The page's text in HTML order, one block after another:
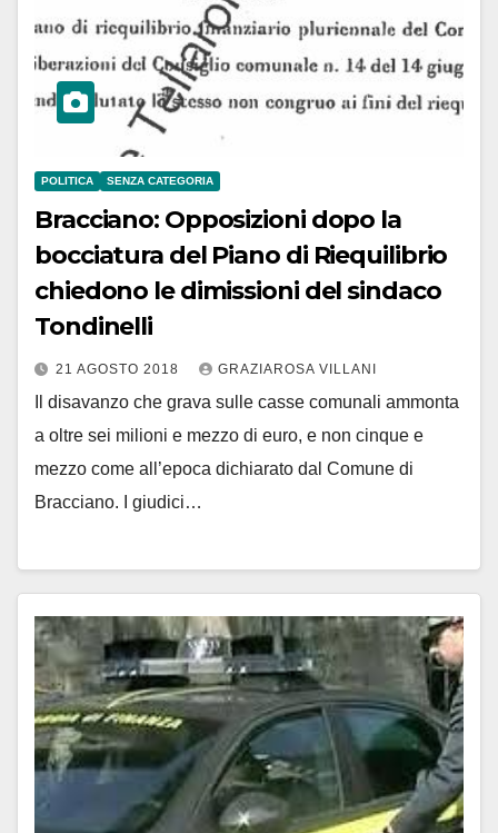
POLITICA SENZA CATEGORIA
Bracciano: Opposizioni dopo la
bocciatura del Piano di Riequilibrio
chiedono le dimissioni del sindaco
Tondinelli
21 AGOSTO 2018 GRAZIAROSA VILLANI
Il disavanzo che grava sulle casse comunali ammonta
a oltre sei milioni e mezzo di euro, e non cinque e
mezzo come all’epoca dichiarato dal Comune di
Bracciano. I giudici…